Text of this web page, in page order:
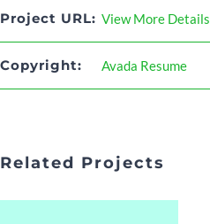
Project URL: View More Details
Copyright: Avada Resume
Related Projects